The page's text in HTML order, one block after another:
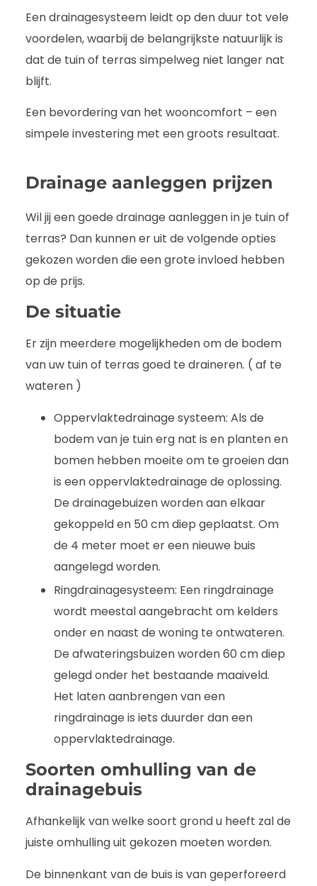
Een drainagesysteem leidt op den duur tot vele
voordelen, waarbij de belangrijkste natuurlijk is
dat de tuin of terras simpelweg niet langer nat
blijft.
Een bevordering van het wooncomfort – een
simpele investering met een groots resultaat.
Drainage aanleggen prijzen
Wil jij een goede drainage aanleggen in je tuin of
terras? Dan kunnen er uit de volgende opties
gekozen worden die een grote invloed hebben
op de prijs.
De situatie
Er zijn meerdere mogelijkheden om de bodem
van uw tuin of terras goed te draineren. ( af te
wateren )
Oppervlaktedrainage systeem: Als de
bodem van je tuin erg nat is en planten en
bomen hebben moeite om te groeien dan
is een oppervlaktedrainage de oplossing.
De drainagebuizen worden aan elkaar
gekoppeld en 50 cm diep geplaatst. Om
de 4 meter moet er een nieuwe buis
aangelegd worden.
Ringdrainagesysteem: Een ringdrainage
wordt meestal aangebracht om kelders
onder en naast de woning te ontwateren.
De afwateringsbuizen worden 60 cm diep
gelegd onder het bestaande maaiveld.
Het laten aanbrengen van een
ringdrainage is iets duurder dan een
oppervlaktedrainage.
Soorten omhulling van de
drainagebuis
Afhankelijk van welke soort grond u heeft zal de
juiste omhulling uit gekozen moeten worden.
De binnenkant van de buis is van geperforeerd